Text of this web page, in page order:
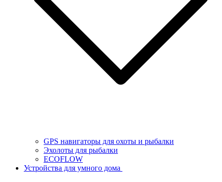
GPS навигаторы для охоты и рыбалки
Эхолоты для рыбалки
ECOFLOW
Устройства для умного дома